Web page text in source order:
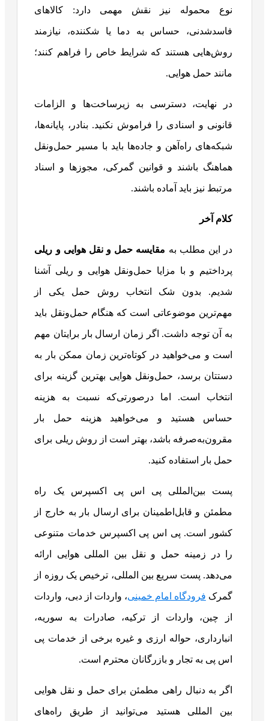
نوع محموله نیز نقش مهمی دارد: کالاهای
فاسدشدنی، حساس به دما یا شکننده، نیازمند
روش‌هایی هستند که شرایط خاص را فراهم کنند؛
مانند حمل هوایی.
در نهایت، دسترسی به زیرساخت‌ها و الزامات
قانونی و اسنادی را فراموش نکنید. بنادر، پایانه‌ها،
شبکه‌های راه‌آهن و جاده‌ها باید با مسیر حمل‌ونقل
هماهنگ باشند و قوانین گمرکی، مجوزها و اسناد
مرتبط نیز باید آماده باشند.
کلام آخر
در این مطلب به مقایسه حمل و نقل هوایی و ریلی
پرداختیم و با مزایا حمل‌ونقل هوایی و ریلی آشنا
شدیم. بدون شک انتخاب روش حمل یکی از
مهم‌ترین موضوعاتی است که هنگام حمل‌ونقل باید
به آن توجه داشت. اگر زمان ارسال بار برایتان مهم
است و می‌خواهید در کوتاه‌ترین زمان ممکن بار به
دستتان برسد، حمل‌ونقل هوایی بهترین گزینه برای
انتخاب است. اما درصورتی‌که نسبت به هزینه
حساس هستید و می‌خواهید هزینه حمل بار
مقرون‌به‌صرفه باشد، بهتر است از روش ریلی برای
حمل بار استفاده کنید.
پست بین‌المللی پی اس پی اکسپرس یک راه
مطمئن و قابل‌اطمینان برای ارسال بار به خارج از
کشور است. پی اس پی اکسپرس خدمات متنوعی
را در زمینه حمل و نقل بین المللی هوایی ارائه
می‌دهد. پست سریع بین المللی، ترخیص یک روزه از
گمرک فرودگاه امام خمینی، واردات از دبی، واردات
از چین، واردات از ترکیه، صادرات به سوریه،
انبارداری، حواله ارزی و غیره برخی از خدمات پی
اس پی به تجار و بازرگانان محترم است.
اگر به دنبال راهی مطمئن برای حمل و نقل هوایی
بین المللی هستید می‌توانید از طریق راه‌های